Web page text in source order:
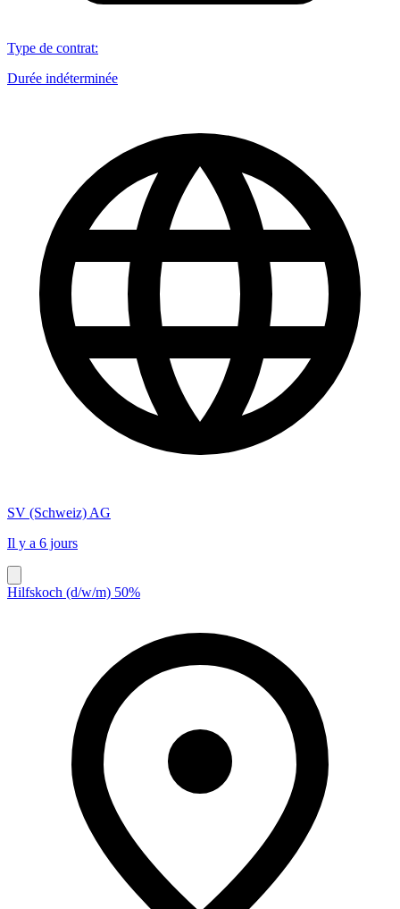
Type de contrat:
Durée indéterminée
SV (Schweiz) AG
Il y a 6 jours
Hilfskoch (d/w/m) 50%